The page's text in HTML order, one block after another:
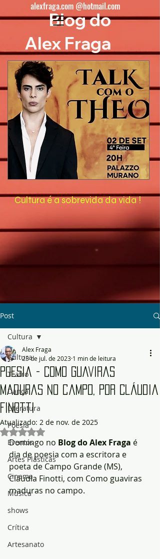
Cultura é a sobrevida da vida !
Blog do
Alex Fraga
alexfraga.com @hotmail.com
Post
Cultura
Teatro
Dança
Literatura
Poesia
Eventos
Artes Plásticas
Cinema
Música
shows
Crítica
Artesanato
Cultura
Poesia - Como guaviras
maduras no campo, por Cláudia
Finotti
Alex Fraga
23 de jul. de 2023 1 min de leitura
Atualizado: 2 de nov. de 2025
Avaliado com NaN de 5 estrelas.
Domingo no Blog do Alex Fraga é
dia de poesia com a escritora e
poeta de Campo Grande (MS),
Cláudia Finotti, com Como guaviras
maduras no campo.